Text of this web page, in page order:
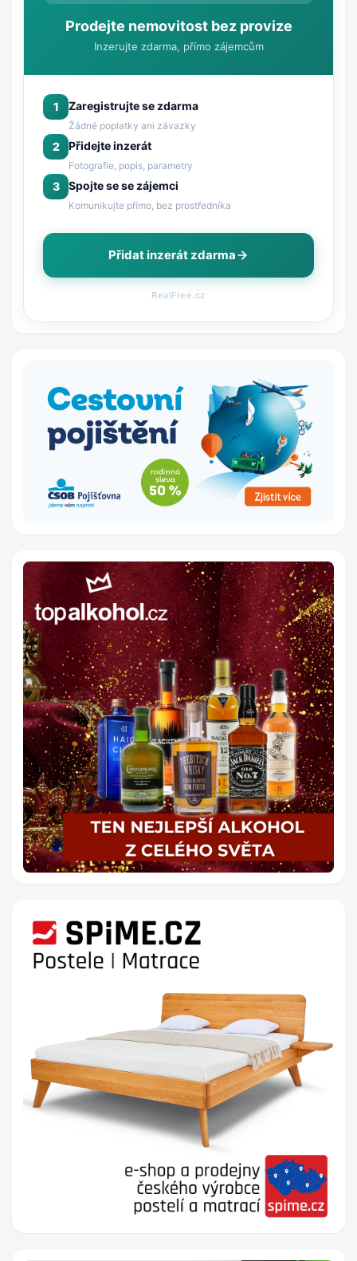
Prodejte nemovitost bez provize
Inzerujte zdarma, přímo zájemcům
1 Zaregistrujte se zdarma
Žádné poplatky ani závazky
2 Přidejte inzerát
Fotografie, popis, parametry
3 Spojte se se zájemci
Komunikujte přímo, bez prostředníka
Přidat inzerát zdarma
RealFree.cz